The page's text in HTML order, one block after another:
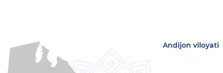
Andijon viloyati